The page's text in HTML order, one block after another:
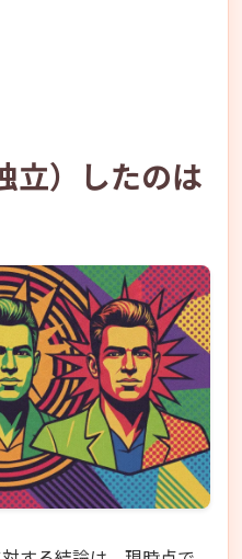
立）したのは